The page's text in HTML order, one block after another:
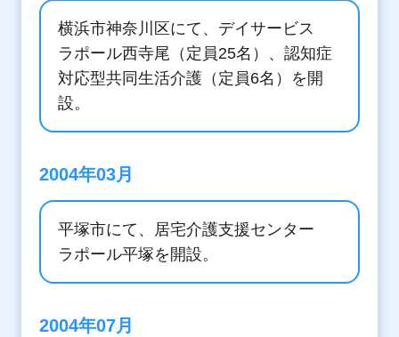
横浜市神奈川区にて、デイサービス
ラポール西寺尾（定員25名）、認知症
対応型共同生活介護（定員6名）を開
設。
2004年03月
平塚市にて、居宅介護支援センター
ラポール平塚を開設。
2004年07月